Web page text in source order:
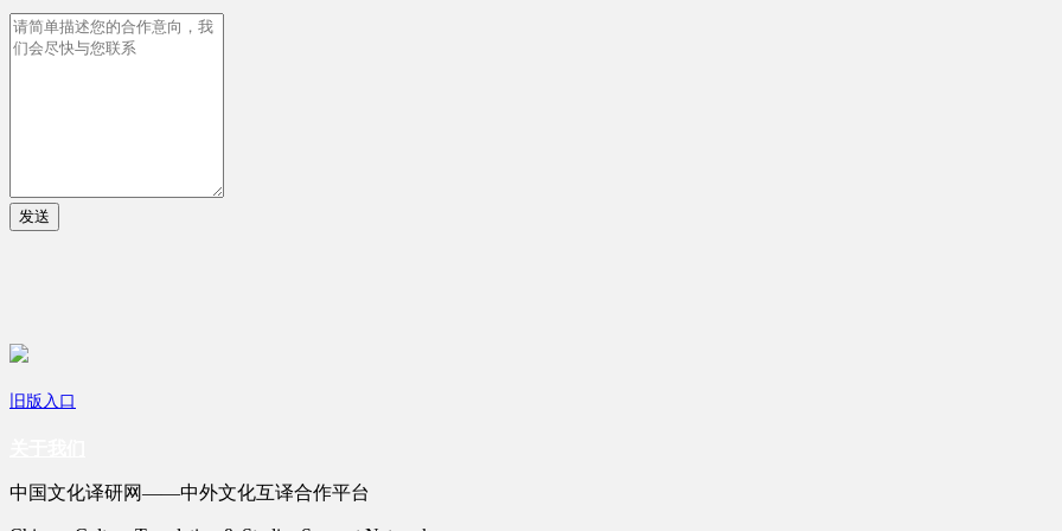
发送
旧版入口
中国文化译研网——中外文化互译合作平台